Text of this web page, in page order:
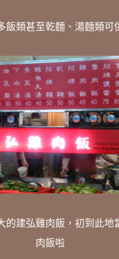
飯類甚至乾麵、湯麵類可
的建弘雞肉飯，初到此地
肉飯啦